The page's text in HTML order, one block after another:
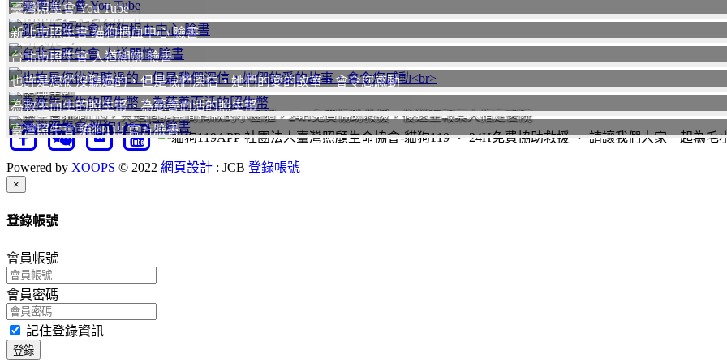
聯絡我們
愛無差別
我要
照生會貓狗119，只是個靠民間捐款的小團體，24H免費協助救援，後送至報案人指定醫院
臺灣照生會 You Tube
新北市照生會 貓狗捐血中心 臉書
台北市照生會 人道關懷 臉書
也許是您從沒聽過的，但是我們深信，她們的愛的故事，會令您感動
為救生而生的照生幣、為慈善而活的照生幣
臺灣照生會 貓狗119 官方臉書
社團法人臺灣照顧生命協會-貓狗119 ‧ 24H免費協助救援 ‧ 請讓我們大家一起為毛
Powered by XOOPS © 2022 網頁設計 : JCB 登錄帳號
×
登錄帳號
會員帳號
會員密碼
記住登錄資訊
登錄